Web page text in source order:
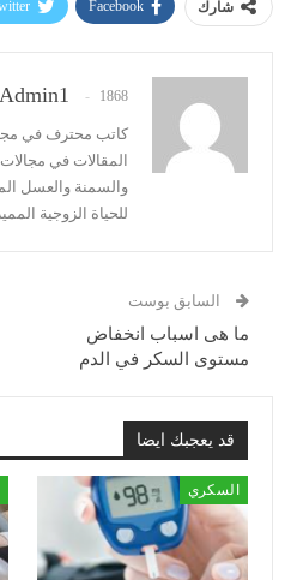
شارك Facebook
Admin1 1868 المشاركات
كاتب محترف في
المقالات في
والسمنة والعسل
للحياة الزوجية
السابق بوست
ما هى اسباب انخفاض
مستوى السكر في الدم
قد يعجبك ايضا
السكري